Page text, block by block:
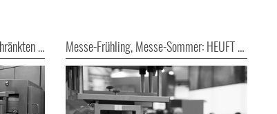
All-in-One-Lösung zur uneingeschränkten Doseninspektion Messe-Frühling, Messe-Sommer: HEUFT zeigt wieder Präsenz!